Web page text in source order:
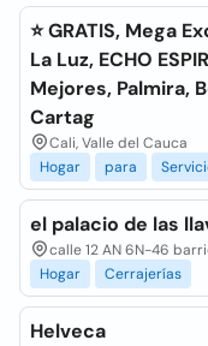
⭐ GRATIS, Mega
La Luz, ECHO
Mejores, Palmira,
Cartag
Cali, Valle del Cauca
Hogar
para
el palacio de las
calle 12 AN 6N-46
Hogar
Cerrajerías
Helveca